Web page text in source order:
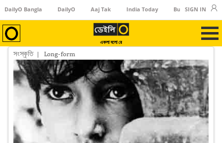
DailyO Bangla DailyO Aaj Tak India Today Business Today
SIGN IN
একলা বলো রে
সংস্কৃতি | Long-form